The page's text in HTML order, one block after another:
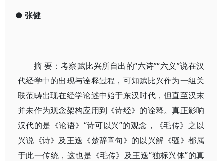
● 张健
摘 要：考察赋比兴所自出的“六诗”“六义”说在汉
代经学中的出现与诠释过程，可知赋比兴作为一组关
联范畴出现在经学论述中始于东汉时代，但直至汉末
并未作为观念架构应用到《诗经》的诠释。真正影响
汉代的是《论语》“诗可以兴”的观念，《毛传》之以
兴说《诗》及王逸《楚辞章句》的以兴解《骚》都属
于此一传统，这也是《毛传》及王逸“独标兴体”的真